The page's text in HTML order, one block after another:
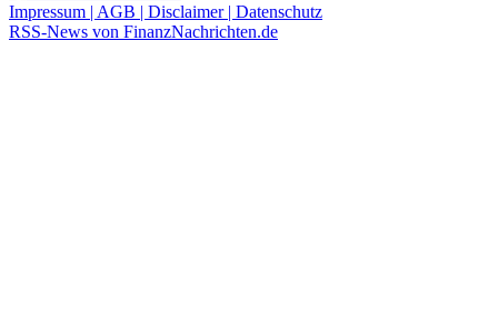
Impressum | AGB | Disclaimer | Datenschutz
RSS-News von FinanzNachrichten.de